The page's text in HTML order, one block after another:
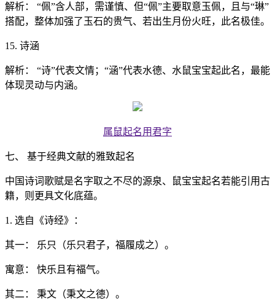
解析： “佩”含人部，需谨慎、但“佩”主要取意玉佩，且与“琳”
搭配，整体加强了玉石的贵气、若出生月份火旺，此名极佳。
15. 诗涵
解析： “诗”代表文情；“涵”代表水德、水鼠宝宝起此名，最能
体现灵动与内涵。
属鼠起名用君字
七、 基于经典文献的雅致起名
中国诗词歌赋是名字取之不尽的源泉、鼠宝宝起名若能引用古
籍，则更具文化底蕴。
1. 选自《诗经》：
其一： 乐只（乐只君子，福履成之）。
寓意： 快乐且有福气。
其二： 秉文（秉文之德）。